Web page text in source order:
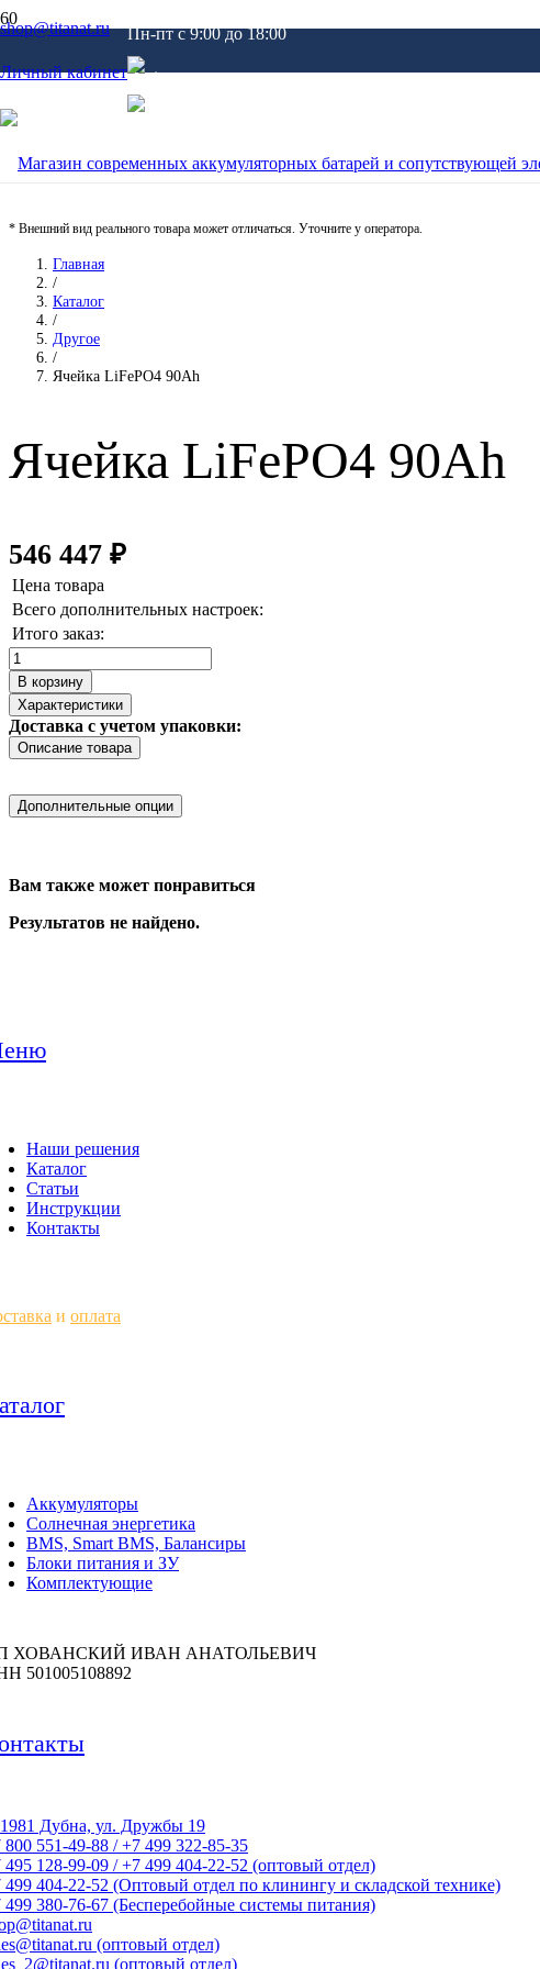
shop@titanat.ru
Личный кабинет
Пн-пт c 9:00 до 18:00
* Внешний вид реального товара может отличаться. Уточните у оператора.
Главная
/
Каталог
/
Другое
/
Ячейка LiFePO4 90Ah
Ячейка LiFePO4 90Ah
546 447 ₽
Цена товара
Всего дополнительных настроек:
Итого заказ:
Количество
товара
Ячейка
LiFePO4
90Ah
В корзину
Характеристики
Доставка с учетом упаковки:
Описание товара
Дополнительные опции
Вам также может понравиться
Результатов не найдено.
Наши решения
Каталог
Статьи
Инструкции
Контакты
и оплата
Аккумуляторы
Солнечная энергетика
BMS, Smart BMS, Балансиры
Блоки питания и ЗУ
Комплектующие
ХОВАНСКИЙ ИВАН АНАТОЛЬЕВИЧ
501005108892
Дубна, ул. Дружбы 19
800 551-49-88 / +7 499 322-85-35
495 128-99-09 / +7 499 404-22-52 (оптовый отдел)
499 404-22-52 (Оптовый отдел по клинингу и складской технике)
499 380-76-67 (Бесперебойные системы питания)
(оптовый отдел)
(оптовый отдел)